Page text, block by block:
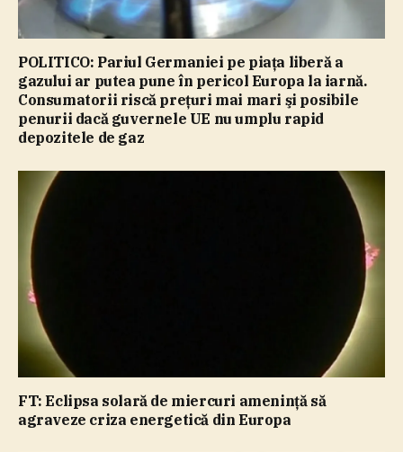
POLITICO: Pariul Germaniei pe piaţa liberă a
gazului ar putea pune în pericol Europa la iarnă.
Consumatorii riscă preţuri mai mari şi posibile
penurii dacă guvernele UE nu umplu rapid
depozitele de gaz
FT: Eclipsa solară de miercuri ameninţă să
agraveze criza energetică din Europa